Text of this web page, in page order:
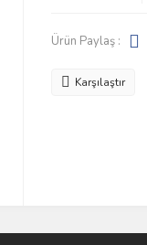
Ürün Paylaş :
Karşılaştır